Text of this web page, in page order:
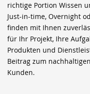
richtige Portion Wissen
Just-in-time, Overnight
finden mit Ihnen
für Ihr Projekt, Ihre
Produkten und
Beitrag zum
Kunden.